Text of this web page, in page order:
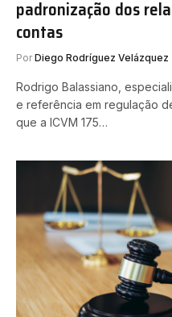
padronização dos
contas
Por Diego Rodríguez Velázquez
Rodrigo Balassiano,
e referência em regulação
que a ICVM 175…